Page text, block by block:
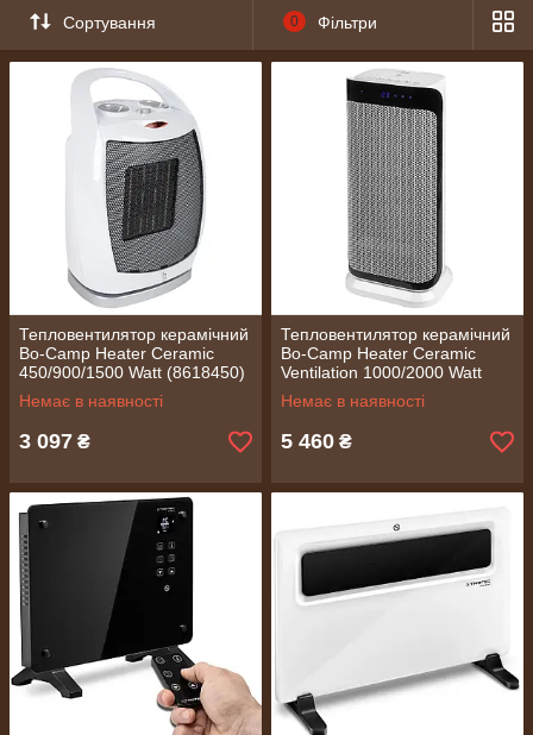
Сортування 0 Фільтри
Тепловентилятор керамічний
Bo-Camp Heater Ceramic
450/900/1500 Watt (8618450)
Немає в наявності
3 097 ₴
Тепловентилятор керамічний
Bo-Camp Heater Ceramic
Ventilation 1000/2000 Watt
(8618460)
Немає в наявності
5 460 ₴